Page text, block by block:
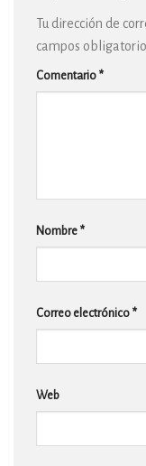
Tu dirección de
campos
Comentario *
Nombre *
Correo electrónico *
Web